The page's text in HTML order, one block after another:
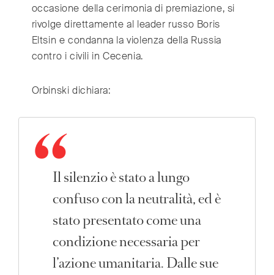
occasione della cerimonia di premiazione, si
rivolge direttamente al leader russo Boris
Eltsin e condanna la violenza della Russia
contro i civili in Cecenia.
Orbinski dichiara:
Il silenzio è stato a lungo
confuso con la neutralità, ed è
stato presentato come una
condizione necessaria per
l’azione umanitaria. Dalle sue